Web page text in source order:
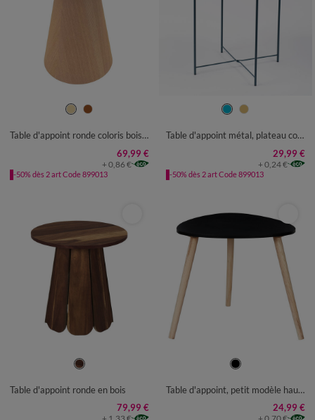
UNITÉ
Table d'appoint ronde coloris bois foncé
69,99 €
+ 0,86 €
-50% dès 2 art Code 899013
UNITÉ
Table d'appoint métal, plateau coloré
29,99 €
+ 0,24 €
-50% dès 2 art Code 899013
UNITÉ
Table d'appoint ronde en bois
79,99 €
UNITÉ
Table d'appoint, petit modèle hauteur 40 cm
24,99 €